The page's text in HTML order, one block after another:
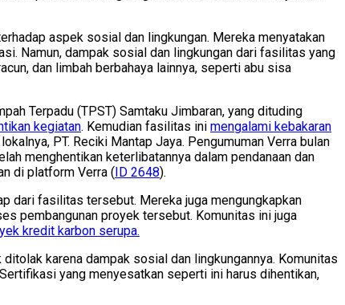
aspek sosial dan lingkungan. Mereka menyatakan
Namun, dampak sosial dan lingkungan dari fasilitas yang
dan limbah berbahaya lainnya, seperti abu sisa
Terpadu (TPST) Samtaku Jimbaran, yang dituding
kegiatan. Kemudian fasilitas ini mengalami kebakaran
PT. Reciki Mantap Jaya. Pengumuman Verra bulan
menghentikan keterlibatannya dalam pendanaan dan
di platform Verra (ID 2648).
dari fasilitas tersebut. Mereka juga mengungkapkan
pembangunan proyek tersebut. Komunitas ini juga
kredit karbon serupa.
karena dampak sosial dan lingkungannya. Komunitas
yang menyesatkan seperti ini harus dihentikan,